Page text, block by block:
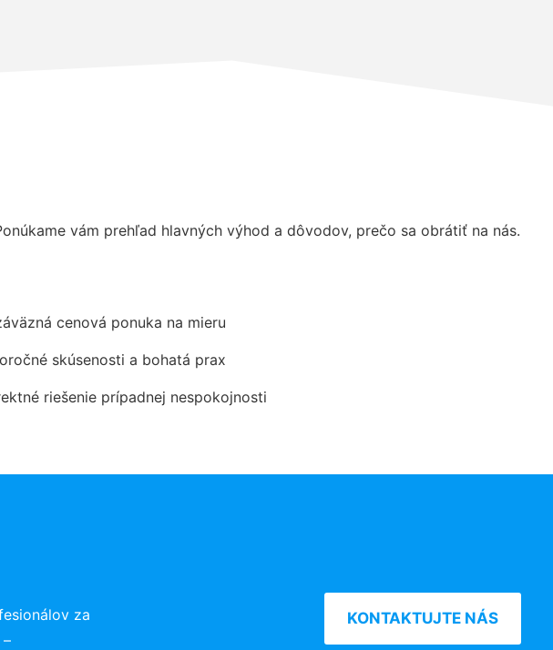
vám prehľad hlavných výhod a dôvodov, prečo sa obrátiť na nás.
cenová ponuka na mieru
skúsenosti a bohatá prax
riešenie prípadnej nespokojnosti
za
KONTAKTUJTE NÁS